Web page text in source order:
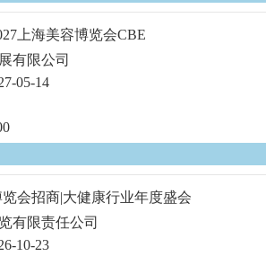
上海美容博览会CBE
有限公司
05-14
会招商|大健康行业年度盛会
有限责任公司
10-23